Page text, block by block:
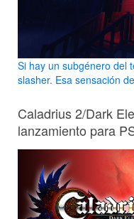
Si hay un subgénero del
slasher. Esa sensación
Caladrius 2/Dark
lanzamiento para